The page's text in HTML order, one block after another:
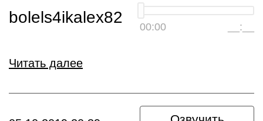
00:00 __:__
bolels4ikalex82
Читать далее